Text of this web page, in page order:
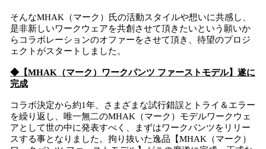
そんなMHAK（マーク）氏の活動スタイルや想いに共感し、
是非新しいワークウェアを共創させて頂きたいという願いか
らコラボレーションのオファーをさせて頂き、待望のプロジ
ェクトがスタートしました。
◆【MHAK（マーク）ワークパンツ ファーストモデル】遂に
完成
コラボ決定から約1年、さまざまな試行錯誤とトライ＆エラー
を繰り返し、唯一無二のMHAK（マーク）モデルワークウェ
アとして世の中に発表すべく、まずはワークパンツをリリー
スする事となりました。拘り抜いた逸品【MHAK（マーク）